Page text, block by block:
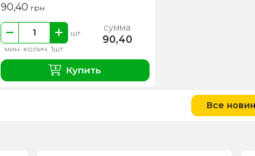
90,40 грн
мин. колич. 1шт
шт сумма
90,40
Купить
Все